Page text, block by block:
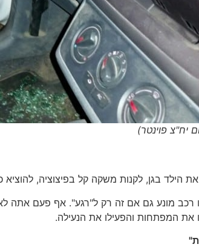
יח"צ פוינטר)
את הילד בגן, לקנות משקה קל בפיצוציה,
רכב מונע גם אם זה רק ל"רגע". אף פעם אתה
את המפתחות והפעילו את הנעילה.